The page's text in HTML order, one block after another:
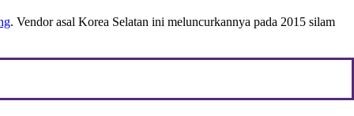
. Vendor asal Korea Selatan ini meluncurkannya pada 2015 silam